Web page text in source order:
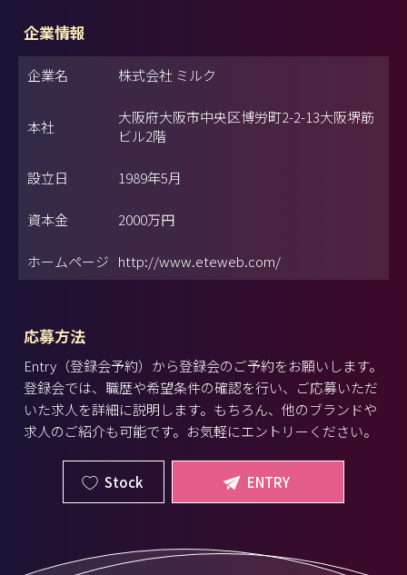
企業情報
企業名 株式会社 ミルク
本社
大阪府大阪市中央区博労町2-2-13大阪堺筋
ビル2階
設立日 1989年5月
資本金 2000万円
ホームページ http://www.eteweb.com/
応募方法
Entry（登録会予約）から登録会のご予約をお願いします。
登録会では、職歴や希望条件の確認を行い、ご応募いただ
いた求人を詳細に説明します。もちろん、他のブランドや
求人のご紹介も可能です。お気軽にエントリーください。
Stock ENTRY